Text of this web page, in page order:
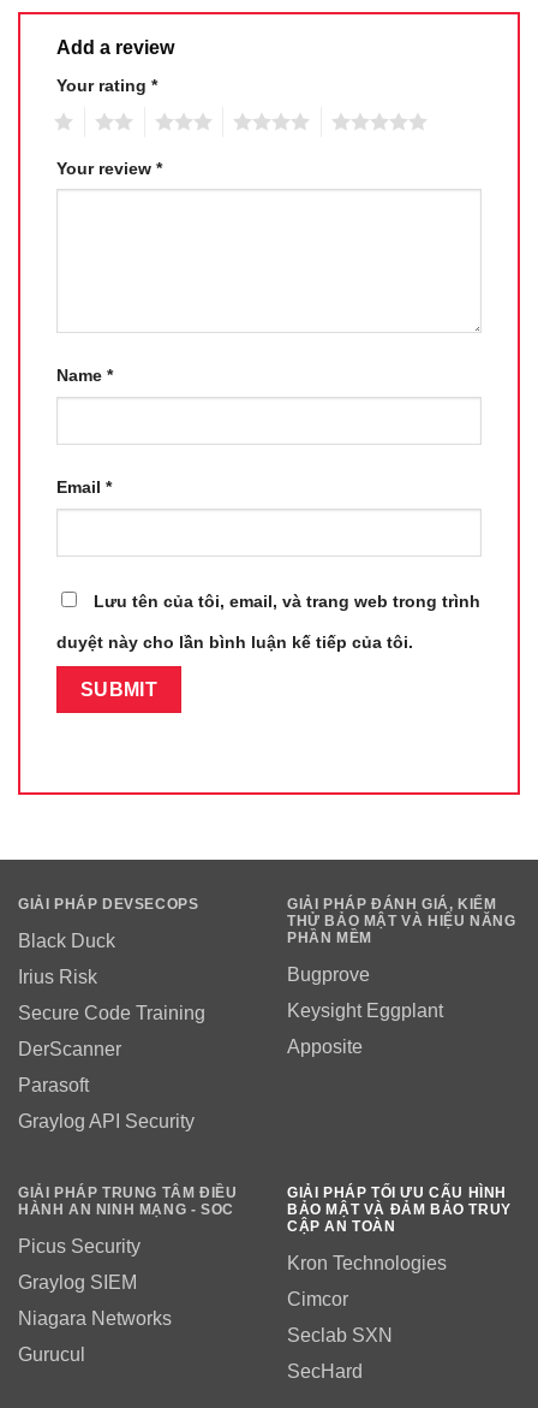
Add a review
Your rating *
Your review *
Name *
Email *
Lưu tên của tôi, email, và trang web trong trình
duyệt này cho lần bình luận kế tiếp của tôi.
GIẢI PHÁP DEVSECOPS
Black Duck
Irius Risk
Secure Code Training
DerScanner
Parasoft
Graylog API Security
GIẢI PHÁP ĐÁNH GIÁ, KIỂM
THỬ BẢO MẬT VÀ HIỆU NĂNG
PHẦN MỀM
Bugprove
Keysight Eggplant
Apposite
GIẢI PHÁP TRUNG TÂM ĐIỀU
HÀNH AN NINH MẠNG - SOC
Picus Security
Graylog SIEM
Niagara Networks
Gurucul
GIẢI PHÁP TỐI ƯU CẤU HÌNH
BẢO MẬT VÀ ĐẢM BẢO TRUY
CẬP AN TOÀN
Kron Technologies
Cimcor
Seclab SXN
SecHard